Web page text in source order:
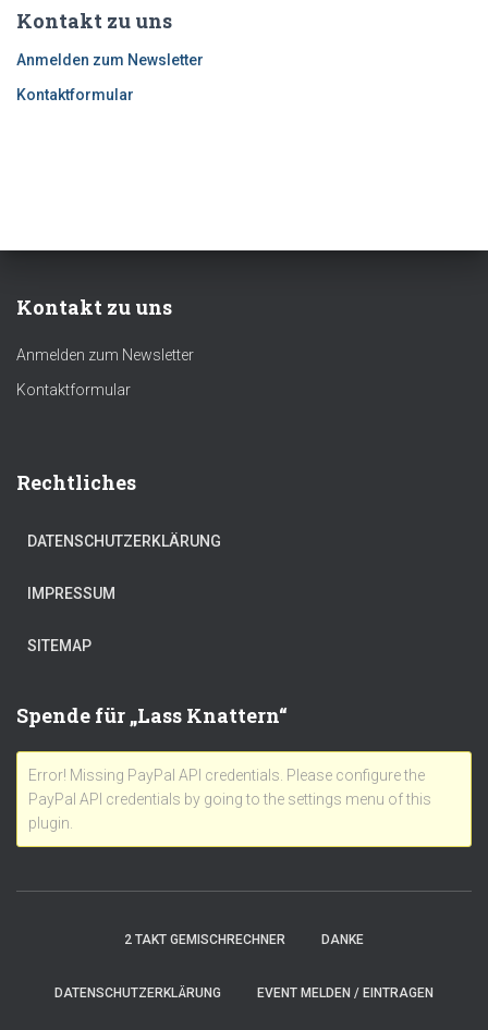
Kontakt zu uns
Anmelden zum Newsletter
Kontaktformular
Kontakt zu uns
Anmelden zum Newsletter
Kontaktformular
Rechtliches
DATENSCHUTZERKLÄRUNG
IMPRESSUM
SITEMAP
Spende für „Lass Knattern“
Error! Missing PayPal API credentials. Please configure the
PayPal API credentials by going to the settings menu of this
plugin.
2 TAKT GEMISCHRECHNER DANKE
DATENSCHUTZERKLÄRUNG EVENT MELDEN / EINTRAGEN